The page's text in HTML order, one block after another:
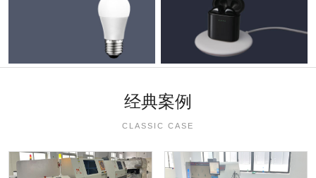
经典案例
CLASSIC CASE